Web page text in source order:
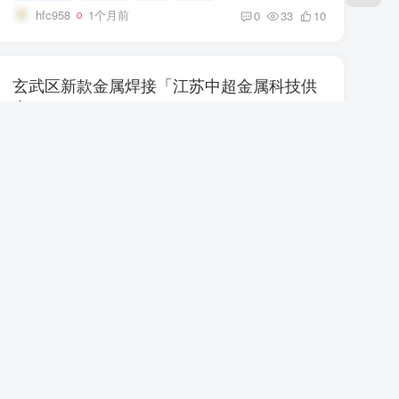
hfc958 1个月前 0 33 10
玄武区新款金属焊接「江苏中超金属科技供
应」